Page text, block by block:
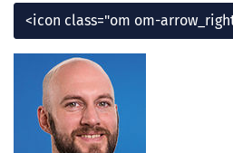
<icon class="om om-